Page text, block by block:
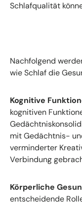
Schlafqualität
Nachfolgend
wie Schlaf die
Kognitive
kognitiven
mit Gedächtnis-
verminderter
Verbindung
Körperliche
entscheidende